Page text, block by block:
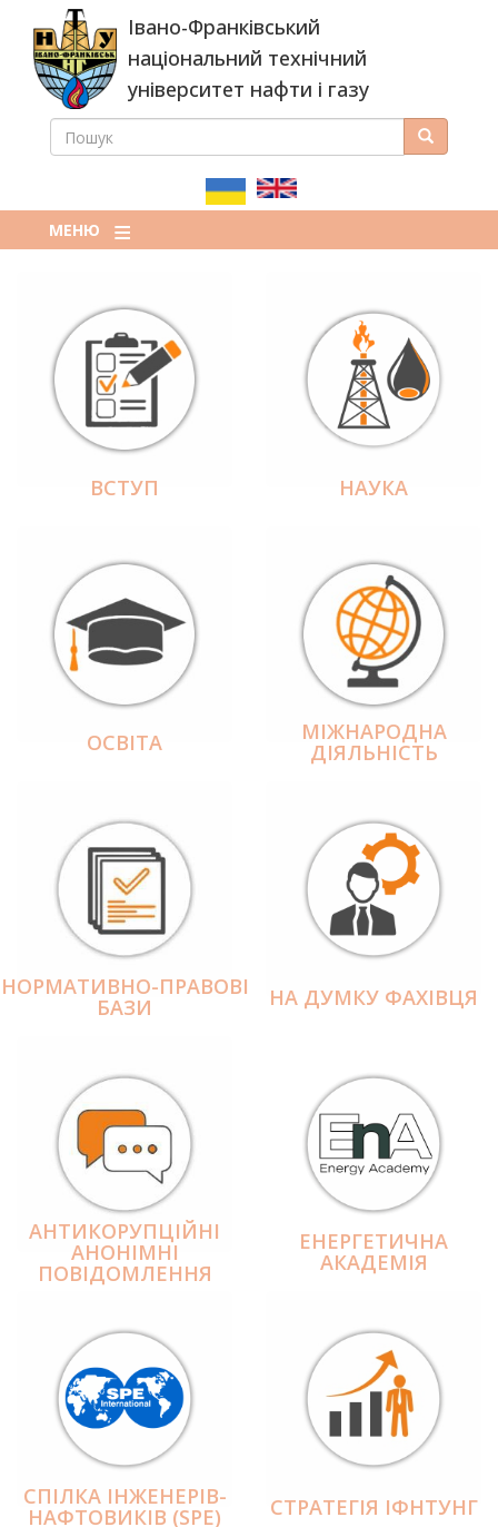
основного
вмісту
Івано-Франківський
національний технічний
університет нафти і газу
ПОШУКОВА
ПОШУК Пошук
МЕНЮ
ВСТУП НАУКА
ОСВІТА МІЖНАРОДНА
ДІЯЛЬНІCТЬ
НОРМАТИВНО-ПРАВОВІ
БАЗИ НА ДУМКУ ФАХІВЦЯ
АНТИКОРУПЦІЙНІ
АНОНІМНІ
ПОВІДОМЛЕННЯ
ЕНЕРГЕТИЧНА
АКАДЕМІЯ
СПІЛКА ІНЖЕНЕРІВ-
НАФТОВИКІВ (SPE) СТРАТЕГІЯ ІФНТУНГ